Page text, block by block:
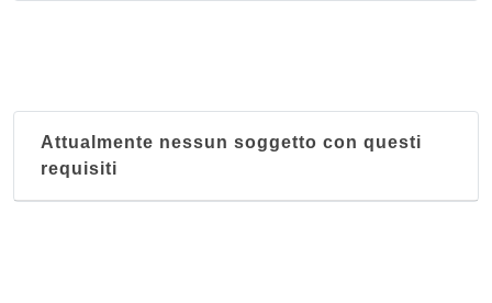
Attualmente nessun soggetto con questi
requisiti